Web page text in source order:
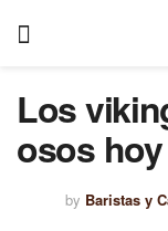
Los
osos
by Baristas y